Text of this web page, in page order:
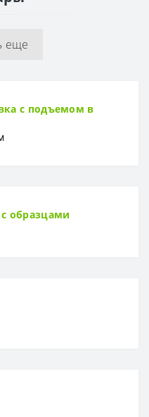
Винил-компакт
еще
с подъемом в
образцами